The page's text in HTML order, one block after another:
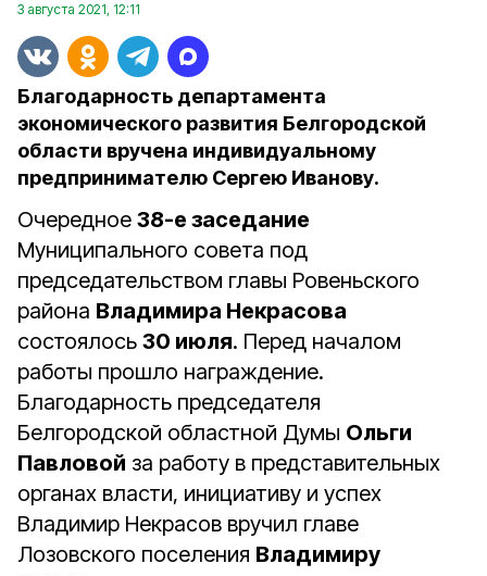
3 августа 2021, 12:11
Благодарность департамента
экономического развития Белгородской
области вручена индивидуальному
предпринимателю Сергею Иванову.
Очередное 38-е заседание
Муниципального совета под
председательством главы Ровеньского
района Владимира Некрасова
состоялось 30 июля. Перед началом
работы прошло награждение.
Благодарность председателя
Белгородской областной Думы Ольги
Павловой за работу в представительных
органах власти, инициативу и успех
Владимир Некрасов вручил главе
Лозовского поселения Владимиру